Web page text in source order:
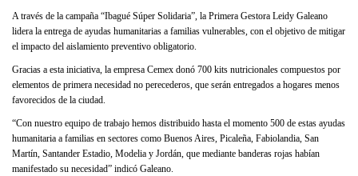
A través de la campaña “Ibagué Súper Solidaria”, la Primera Gestora Leidy Galeano
lidera la entrega de ayudas humanitarias a familias vulnerables, con el objetivo de mitigar
el impacto del aislamiento preventivo obligatorio.
Gracias a esta iniciativa, la empresa Cemex donó 700 kits nutricionales compuestos por
elementos de primera necesidad no perecederos, que serán entregados a hogares menos
favorecidos de la ciudad.
“Con nuestro equipo de trabajo hemos distribuido hasta el momento 500 de estas ayudas
humanitaria a familias en sectores como Buenos Aires, Picaleña, Fabiolandia, San
Martín, Santander Estadio, Modelia y Jordán, que mediante banderas rojas habían
manifestado su necesidad” indicó Galeano.